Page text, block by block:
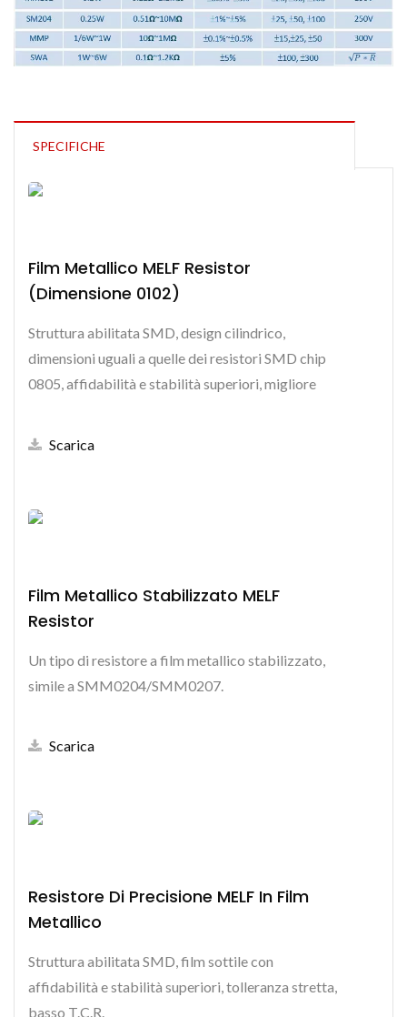
SPECIFICHE
Film Metallico MELF Resistor
(dimensione 0102)
Struttura abilitata SMD, design cilindrico,
dimensioni uguali a quelle dei resistori SMD chip
0805, affidabilità e stabilità superiori, migliore
Scarica
Film Metallico Stabilizzato MELF
Resistor
Un tipo di resistore a film metallico stabilizzato,
simile a SMM0204/SMM0207.
Scarica
Resistore Di Precisione MELF In Film
Metallico
Struttura abilitata SMD, film sottile con
affidabilità e stabilità superiori, tolleranza stretta,
basso T.C.R.